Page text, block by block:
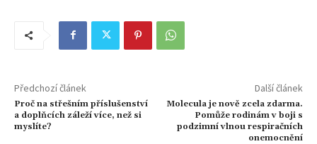
Předchozí článek
Proč na střešním příslušenství
a doplňcích záleží více, než si
myslíte?
Další článek
Molecula je nově zcela zdarma.
Pomůže rodinám v boji s
podzimní vlnou respiračních
onemocnění